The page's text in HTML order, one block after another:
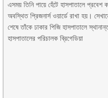
এসময় তিনি পায়ে হেঁটে হাসপাতালে প্রবেশ
অবস্থিত প্রিজনার্স ওয়ার্ডে রাখা হয়।
শেষে তাঁকে ঢাকার পিজি হাসপাতালে
হাসপাতালের পরিচালক ব্রিগেডিয়া